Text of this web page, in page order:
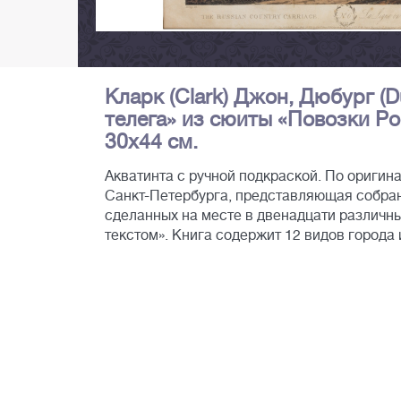
Кларк (Clark) Джон, Дюбург
телега» из сюиты «Повозки
30х44 см.
Акватинта с ручной подкраской. По
Санкт-Петербурга, представляющая
сделанных на месте в двенадцати
текстом». Книга содержит 12 видов